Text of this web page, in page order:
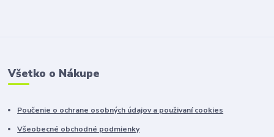
Všetko o Nákupe
Poučenie o ochrane osobných údajov a použivaní cookies
Všeobecné obchodné podmienky